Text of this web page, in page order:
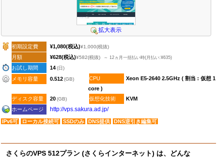
拡大表示
初期設定費 ¥1,080(税込)¥1,000(税抜)
月額 ¥628(税込)¥582(税抜) ～ 12ヵ月一括払い時(月払い:¥635)
お試し期間 14(日)
メモリ容量 0.512(GB) CPU
Xeon E5-2640 2.5GHz ( 割当 : 仮想 1
core )
ディスク容量
20(GB) 仮想化技術
KVM
ホームページ
http:​/​/vps.sakura.ad.jp​/
IPv6可 ローカル接続可 SSDのみ DNS提供 DNS逆引き編集可
さくらのVPS 512プラン (さくらインターネット) は、どんな